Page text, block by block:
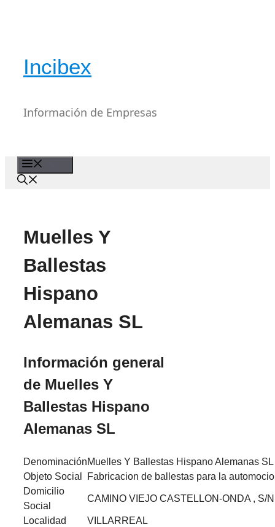
Incibex
Información de Empresas
Muelles Y
Ballestas
Hispano
Alemanas SL
Información general
de Muelles Y
Ballestas Hispano
Alemanas SL
DenominaciónMuelles Y Ballestas Hispano Alemanas SL
Objeto Social
Fabricacion de ballestas para la
Domicilio
Social
CAMINO VIEJO CASTELLON-ONDA , S/N
Localidad
VILLARREAL